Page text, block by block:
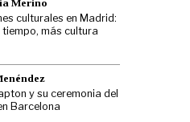
Merino
culturales en Madrid:
tiempo, más cultura
y su ceremonia del
Barcelona